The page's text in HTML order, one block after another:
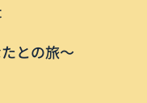
との旅〜